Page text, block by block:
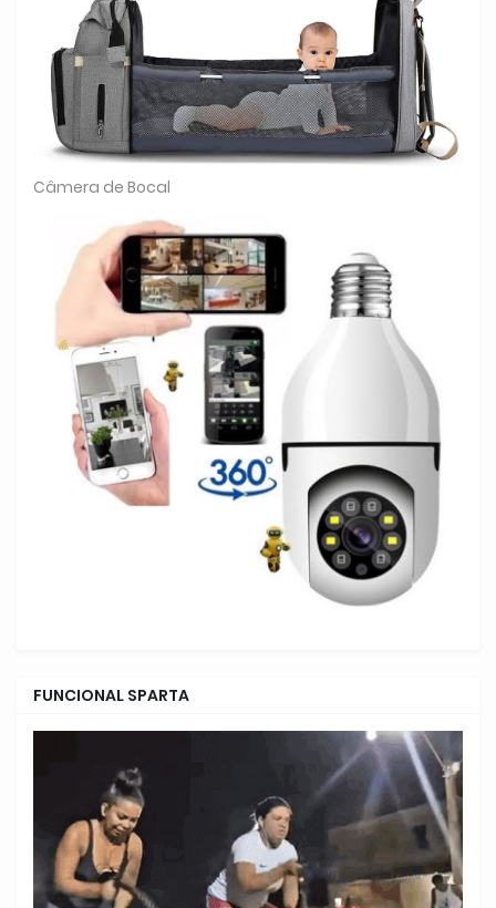
Câmera de Bocal
FUNCIONAL SPARTA